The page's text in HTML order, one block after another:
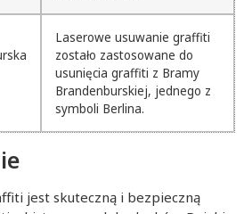
Laserowe usuwanie graffiti
zostało zastosowane do
usunięcia graffiti z Bramy
Brandenburskiej, jednego z
symboli Berlina.
jest skuteczną i bezpieczną